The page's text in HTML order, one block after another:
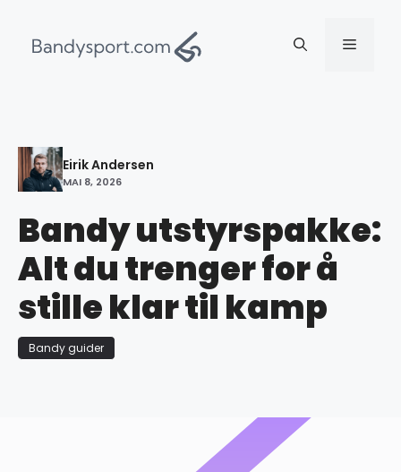
innhold
Meny
Eirik Andersen
MAI 8, 2026
Bandy utstyrspakke:
Alt du trenger for å
stille klar til kamp
Bandy guider